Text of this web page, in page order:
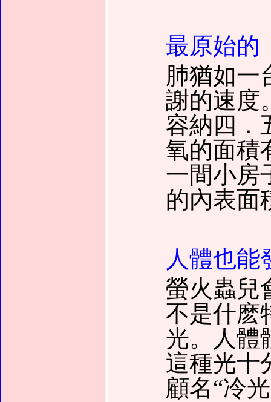
最原始的
肺猶如一
謝的速度
容納四．
氧的面積
一間小房
的內表面
人體也能
螢火蟲兒
不是什麽
光。人體
這種光十
顧名“冷